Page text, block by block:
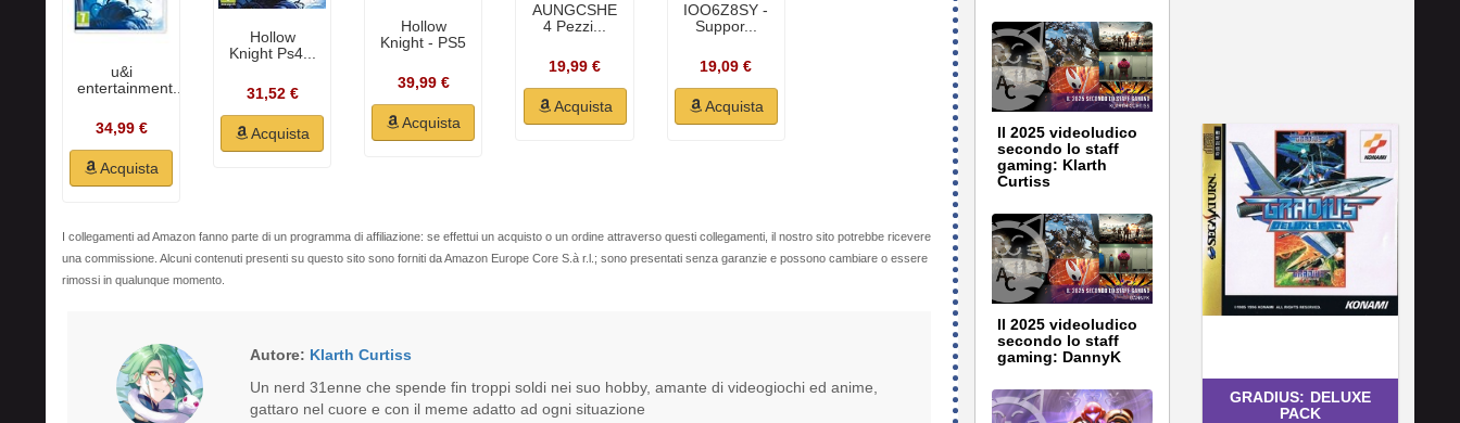
u&i
entertainment...
34,99 €
Acquista
Hollow
Knight Ps4...
31,52 €
Acquista
Hollow
Knight - PS5
39,99 €
Acquista
AUNGCSHE
4 Pezzi...
19,99 €
Acquista
IOO6Z8SY -
Suppor...
19,09 €
Acquista
I collegamenti ad Amazon fanno parte di un programma di affiliazione: se effettui un acquisto o un ordine attraverso questi collegamenti, il nostro sito potrebbe ricevere
una commissione. Alcuni contenuti presenti su questo sito sono forniti da Amazon Europe Core S.à r.l.; sono presentati senza garanzie e possono cambiare o essere
rimossi in qualunque momento.
Autore: Klarth Curtiss
Un nerd 31enne che spende fin troppi soldi nei suo hobby, amante di videogiochi ed anime,
gattaro nel cuore e con il meme adatto ad ogni situazione
Il 2025 videoludico
secondo lo staff
gaming: Klarth
Curtiss
Il 2025 videoludico
secondo lo staff
gaming: DannyK
GRADIUS: DELUXE
PACK